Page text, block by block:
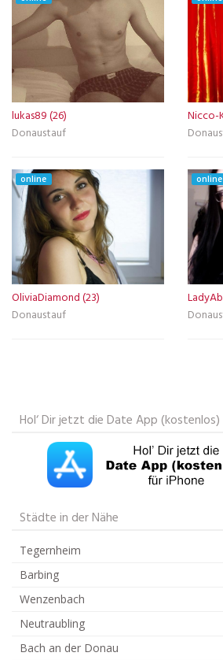
lukas89 (26)
Donaustauf
Nicco-
online
OliviaDiamond (23)
Donaustauf
online
Hol‘ Dir jetzt die Date App (kostenlos)
Städte in der Nähe
Tegernheim
Barbing
Wenzenbach
Neutraubling
Bach an der Donau